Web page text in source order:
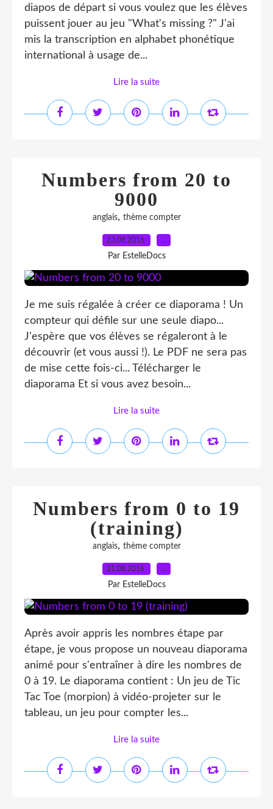
diapos de départ si vous voulez que les élèves
puissent jouer au jeu "What's missing ?" J'ai
mis la transcription en alphabet phonétique
international à usage de...
Lire la suite
Numbers from 20 to
9000
anglais, thème compter
23.08.2016 …
Par EstelleDocs
Je me suis régalée à créer ce diaporama ! Un
compteur qui défile sur une seule diapo...
J'espère que vos élèves se régaleront à le
découvrir (et vous aussi !). Le PDF ne sera pas
de mise cette fois-ci... Télécharger le
diaporama Et si vous avez besoin...
Lire la suite
Numbers from 0 to 19
(training)
anglais, thème compter
21.08.2016 …
Par EstelleDocs
Après avoir appris les nombres étape par
étape, je vous propose un nouveau diaporama
animé pour s'entraîner à dire les nombres de
0 à 19. Le diaporama contient : Un jeu de Tic
Tac Toe (morpion) à vidéo-projeter sur le
tableau, un jeu pour compter les...
Lire la suite